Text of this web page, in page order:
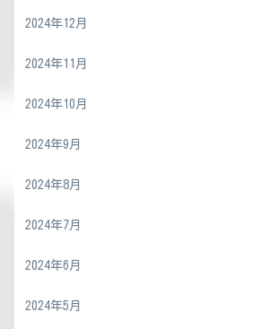
2024年12月
2024年11月
2024年10月
2024年9月
2024年8月
2024年7月
2024年6月
2024年5月